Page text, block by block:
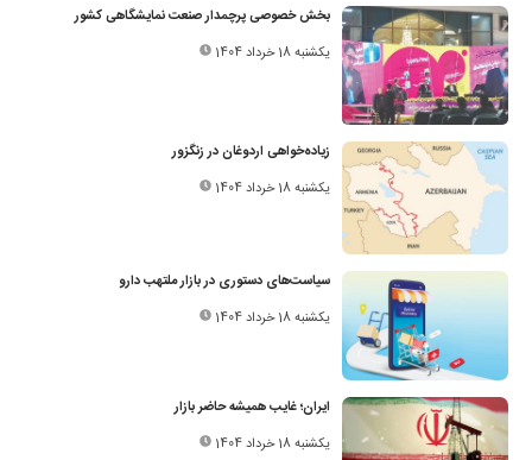
بخش خصوصی پرچمدار صنعت نمایشگاهی کشور
یکشنبه 18 خرداد 1404
زیاده‌‌خواهی اردوغان در زنگزور
یکشنبه 18 خرداد 1404
سیاست‌های دستوری در بازار ملتهب دارو
یکشنبه 18 خرداد 1404
ایران؛ غایب همیشه حاضر بازار
یکشنبه 18 خرداد 1404